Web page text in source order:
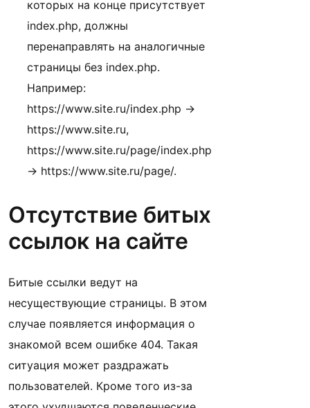
которых на конце присутствует
index.php, должны
перенаправлять на аналогичные
страницы без index.php.
Например:
https://www.site.ru/index.php ->
https://www.site.ru,
https://www.site.ru/page/index.php
-> https://www.site.ru/page/.
Отсутствие битых
ссылок на сайте
Битые ссылки ведут на
несуществующие страницы. В этом
случае появляется информация о
знакомой всем ошибке 404. Такая
ситуация может раздражать
пользователей. Кроме того из-за